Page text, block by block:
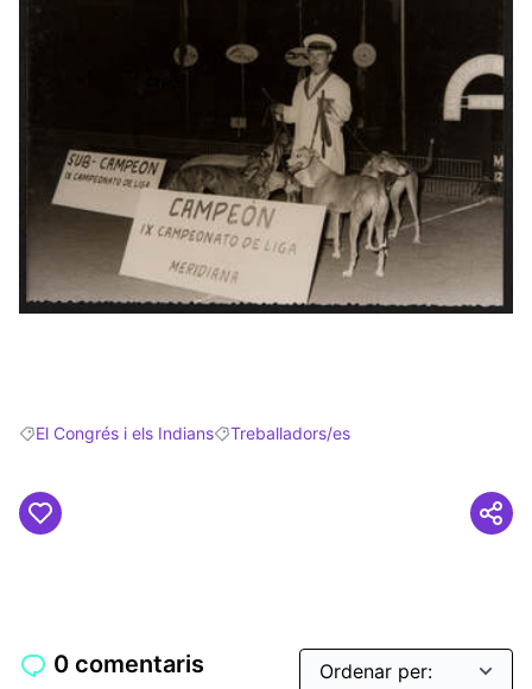
Resultats en filtrar per: El Congrés i els Indians
El Congrés i els IndiansResultats en filtrar per: Treballadors/es
Treballadors/es
0 comentaris